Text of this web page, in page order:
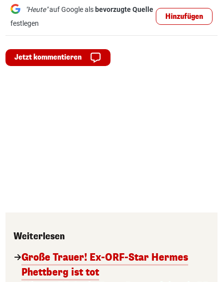
"Heute"auf Google als bevorzugte Quelle
festlegen
Hinzufügen
Jetzt kommentieren
Weiterlesen
Große Trauer! Ex-ORF-Star Hermes
Phettberg ist tot